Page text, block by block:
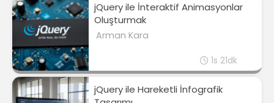
jQuery ile İnteraktif Animasyonlar
Oluşturmak
Arman Kara
1s 21dk
jQuery ile Hareketli İnfografik